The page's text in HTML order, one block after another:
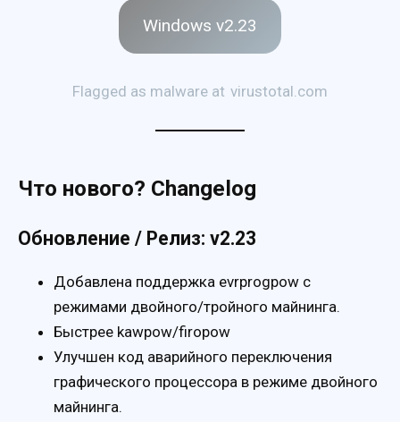
Windows v2.23
Flagged as malware at virustotal.com
Что нового? Changelog
Обновление / Релиз: v2.23
Добавлена ​​поддержка evrprogpow с
режимами двойного/тройного майнинга.
Быстрее kawpow/firopow
Улучшен код аварийного переключения
графического процессора в режиме двойного
майнинга.